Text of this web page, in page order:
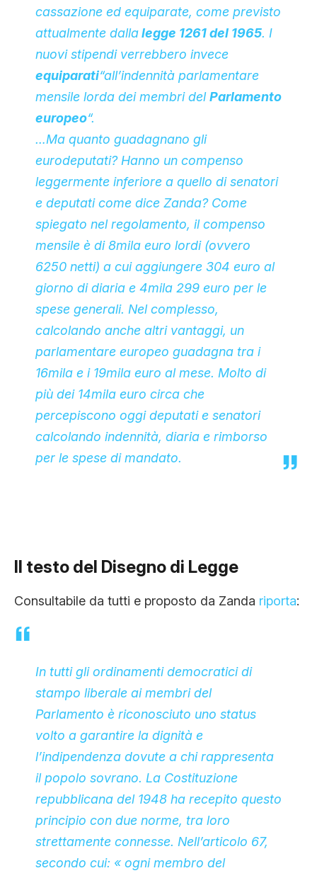
cassazione ed equiparate, come previsto
attualmente dallalegge 1261 del 1965. I
nuovi stipendi verrebbero invece
equiparati“all’indennità parlamentare
mensile lorda dei membri delParlamento
europeo“.
…Ma quanto guadagnano gli
eurodeputati? Hanno un compenso
leggermente inferiore a quello di senatori
e deputati come dice Zanda? Come
spiegato nel regolamento, il compenso
mensile è di 8mila euro lordi (ovvero
6250 netti) a cui aggiungere 304 euro al
giorno di diaria e 4mila 299 euro per le
spese generali. Nel complesso,
calcolando anche altri vantaggi, un
parlamentare europeo guadagna tra i
16mila e i 19mila euro al mese. Molto di
più dei 14mila euro circa che
percepiscono oggi deputati e senatori
calcolando indennità, diaria e rimborso
per le spese di mandato.
Il testo del Disegno di Legge
Consultabile da tutti e proposto da Zanda riporta:
In tutti gli ordinamenti democratici di
stampo liberale ai membri del
Parlamento è riconosciuto uno status
volto a garantire la dignità e
l’indipendenza dovute a chi rappresenta
il popolo sovrano. La Costituzione
repubblicana del 1948 ha recepito questo
principio con due norme, tra loro
strettamente connesse. Nell’articolo 67,
secondo cui: « ogni membro del